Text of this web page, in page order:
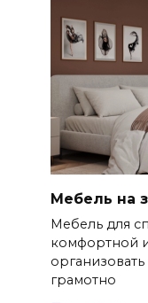
Мебель на
Мебель для
комфортной
грамотно